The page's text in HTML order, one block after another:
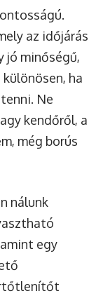
az időjárás
jó minőségű,
ha
Ne
kendőről, a
még borús
nálunk
egy